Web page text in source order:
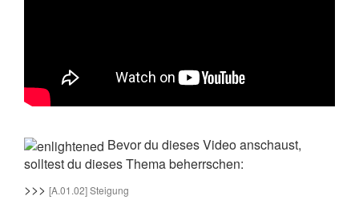
Bevor du dieses Video anschaust,
solltest du dieses Thema beherrschen:
>>> [A.01.02] Steigung